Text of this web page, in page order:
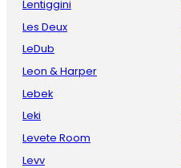
Lentiggini
Les Deux
LeDub
Leon & Harper
Lebek
Leki
Levete Room
Levv